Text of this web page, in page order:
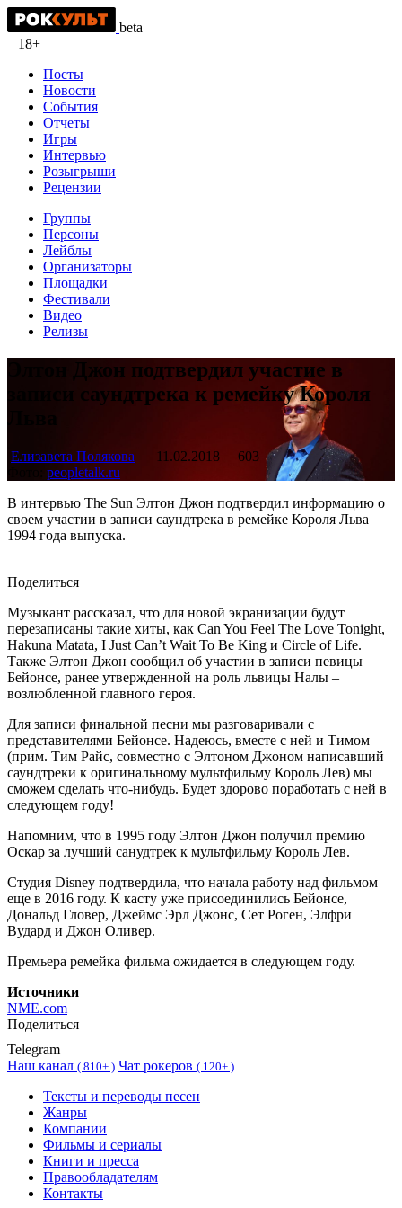
beta
18+
Посты
Новости
События
Отчеты
Игры
Интервью
Розыгрыши
Рецензии
Группы
Персоны
Лейблы
Организаторы
Площадки
Фестивали
Видео
Релизы
Элтон Джон подтвердил участие в
записи саундтрека к ремейку Короля
Елизавета Полякова 11.02.2018
603
peopletalk.ru
В интервью The Sun Элтон Джон подтвердил информацию о
своем участии в записи саундтрека в ремейке Короля Льва
1994 года выпуска.
Поделиться
Музыкант рассказал, что для новой экранизации будут
перезаписаны такие хиты, как Can You Feel The Love Tonight,
Hakuna Matata, I Just Can’t Wait To Be King и Circle of Life.
Также Элтон Джон сообщил об участии в записи певицы
Бейонсе, ранее утвержденной на роль львицы Налы –
возлюбленной главного героя.
Для записи финальной песни мы разговаривали с
представителями Бейонсе. Надеюсь, вместе с ней и Тимом
(прим. Тим Райс, совместно с Элтоном Джоном написавший
саундтреки к оригинальному мультфильму Король Лев) мы
сможем сделать что-нибудь. Будет здорово поработать с ней в
следующем году!
Напомним, что в 1995 году Элтон Джон получил премию
Оскар за лучший санудтрек к мультфильму Король Лев.
Студия Disney подтвердила, что начала работу над фильмом
еще в 2016 году. К касту уже присоединились Бейонсе,
Дональд Гловер, Джеймс Эрл Джонс, Сет Роген, Элфри
Вудард и Джон Оливер.
Премьера ремейка фильма ожидается в следующем году.
Источники
NME.com
Поделиться
Telegram
Наш канал ( 810+ ) Чат рокеров ( 120+ )
Тексты и переводы песен
Жанры
Компании
Фильмы и сериалы
Книги и пресса
Правообладателям
Контакты